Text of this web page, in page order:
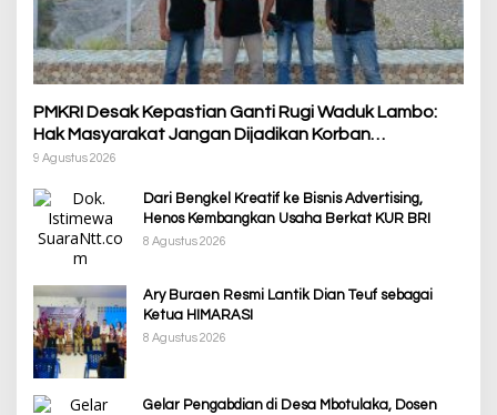
PMKRI Desak Kepastian Ganti Rugi Waduk Lambo:
Hak Masyarakat Jangan Dijadikan Korban
Pembangunan PSN
9 Agustus 2026
Dari Bengkel Kreatif ke Bisnis Advertising,
Henos Kembangkan Usaha Berkat KUR BRI
8 Agustus 2026
Ary Buraen Resmi Lantik Dian Teuf sebagai
Ketua HIMARASI
8 Agustus 2026
Gelar Pengabdian di Desa Mbotulaka, Dosen